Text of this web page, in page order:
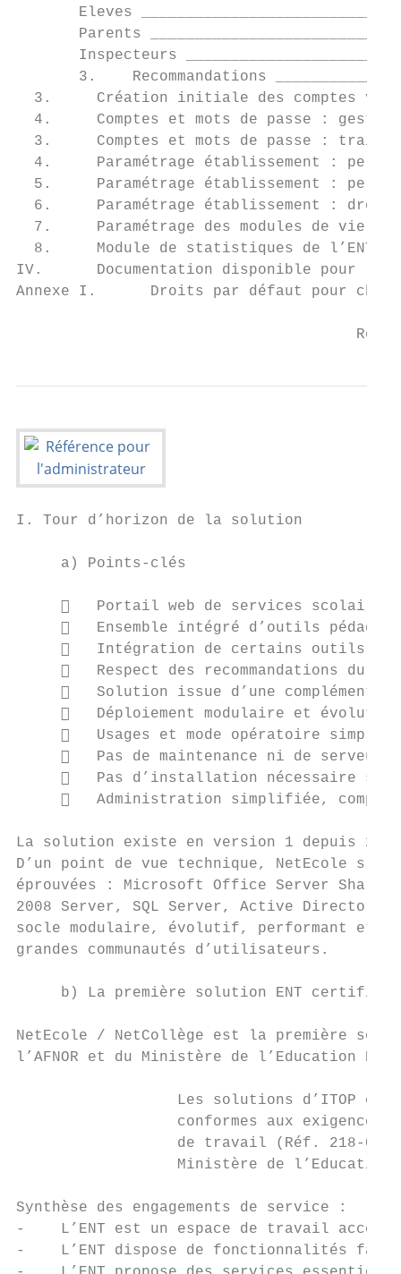
Eleves
Parents
Inspecteurs
3.    Recommandations
3.     Création initiale des comptes
4.     Comptes et mots de passe :
3.     Comptes et mots de passe :
4.     Paramétrage établissement :
5.     Paramétrage établissement :
6.     Paramétrage établissement :
7.     Paramétrage des modules de vie
8.     Module de statistiques de l’ENT
IV.      Documentation disponible pour
Annexe I.      Droits par défaut pour chaque
I. Tour d’horizon de la solution
     a) Points-clés
   Portail web de services
   Ensemble intégré d’outils
   Intégration de certains outils
   Respect des recommandations du
   Solution issue d’une
   Déploiement modulaire et évolutif
   Usages et mode opératoire
   Pas de maintenance ni de serveurs
   Pas d’installation nécessaire sur
   Administration simplifiée,
La solution existe en version 1 depuis
D’un point de vue technique, NetEcole
éprouvées : Microsoft Office Server
2008 Server, SQL Server, Active
socle modulaire, évolutif, performant et
grandes communautés d’utilisateurs.
b) La première solution ENT certifiée
NetEcole / NetCollège est la première
l’AFNOR et du Ministère de l’Education
Les solutions d’ITOP
conformes aux exigences
de travail (Réf. 218-
Ministère de l’Education
Synthèse des engagements de service :
-    L’ENT est un espace de travail
-    L’ENT dispose de fonctionnalités